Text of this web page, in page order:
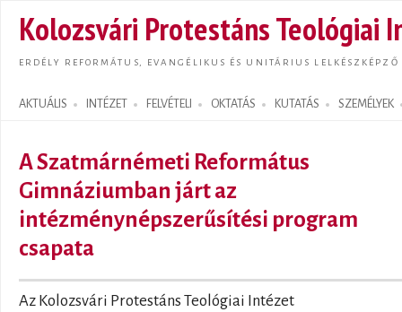
Kolozsvári Protestáns Teológiai
ERDÉLY REFORMÁTUS, EVANGÉLIKUS ÉS UNITÁRIUS LELKÉSZKÉPZŐ
AKTUÁLIS INTÉZET FELVÉTELI OKTATÁS KUTATÁS SZEMÉLYEK
Search form
A Szatmárnémeti Református
Gimnáziumban járt az
intézménynépszerűsítési program
csapata
Az Kolozsvári Protestáns Teológiai Intézet